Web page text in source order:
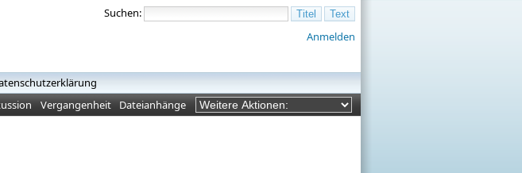
Suchen:
Anmelden
Vergangenheit Dateianhänge